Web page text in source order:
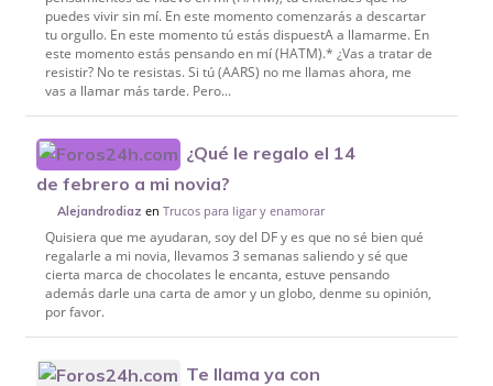
puedes vivir sin mí. En este momento comenzarás a descartar
tu orgullo. En este momento tú estás dispuestA a llamarme. En
este momento estás pensando en mí (HATM).* ¿Vas a tratar de
resistir? No te resistas. Si tú (AARS) no me llamas ahora, me
vas a llamar más tarde. Pero...
¿Qué le regalo el 14
de febrero a mi novia?
Alejandrodiaz enTrucos para ligar y enamorar
Quisiera que me ayudaran, soy del DF y es que no sé bien qué
regalarle a mi novia, llevamos 3 semanas saliendo y sé que
cierta marca de chocolates le encanta, estuve pensando
además darle una carta de amor y un globo, denme su opinión,
por favor.
Te llama ya con